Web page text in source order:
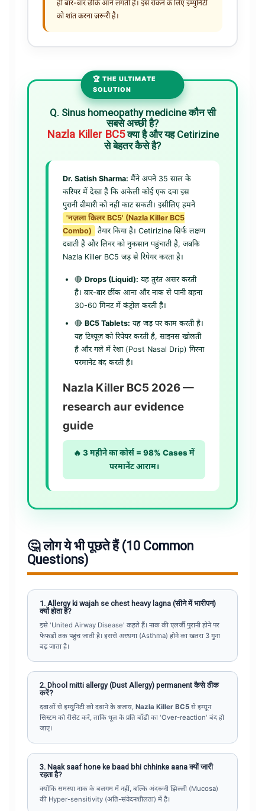
ही बार-बार छींकें आने लगती हैं। इसे रोकने के लिए इम्युनिटी
को शांत करना ज़रूरी है।
🏆 THE ULTIMATE
SOLUTION
Q. Sinus homeopathy medicine कौन सी
सबसे अच्छी है?
Nazla Killer BC5क्या है और यह Cetirizine
से बेहतर कैसे है?
Dr. Satish Sharma: मैंने अपने 35 साल के
करियर में देखा है कि अकेली कोई एक दवा इस
पुरानी बीमारी को नहीं काट सकती। इसीलिए हमने
'नज़ला किलर BC5' (Nazla Killer BC5
Combo)
तैयार किया है। Cetirizine सिर्फ लक्षण
दबाती है और लिवर को नुकसान पहुंचाती है, जबकि
Nazla Killer BC5 जड़ से रिपेयर करता है।
🔴 Drops (Liquid): यह तुरंत असर करती
है। बार-बार छींक आना और नाक से पानी बहना
30-60 मिनट में कंट्रोल करती है।
🔴 BC5 Tablets: यह जड़ पर काम करती है।
यह टिश्यूज़ को रिपेयर करती है, साइनस खोलती
है और गले में रेशा (Post Nasal Drip) गिरना
परमानेंट बंद करती है।
Nazla Killer BC5 2026 —
research aur evidence
guide
🔥 3 महीने का कोर्स = 98% Cases में
परमानेंट आराम।
🤔 लोग ये भी पूछते हैं (10 Common
Questions)
1. Allergy ki wajah se chest heavy lagna (सीने में भारीपन)
क्यों होता है?
इसे 'United Airway Disease' कहते हैं। नाक की एलर्जी पुरानी होने पर
फेफड़ों तक पहुंच जाती है। इससे अस्थमा (Asthma) होने का खतरा 3 गुना
बढ़ जाता है।
2. Dhool mitti allergy (Dust Allergy) permanent कैसे ठीक
करें?
दवाओं से इम्युनिटी को दबाने के बजाय, Nazla Killer BC5 से इम्यून
सिस्टम को रीसेट करें, ताकि धूल के प्रति बॉडी का 'Over-reaction' बंद हो
जाए।
3. Naak saaf hone ke baad bhi chhinke aana क्यों जारी
रहता है?
क्योंकि समस्या नाक के बलगम में नहीं, बल्कि अंदरूनी झिल्ली (Mucosa)
की Hyper-sensitivity (अति-संवेदनशीलता) में है।